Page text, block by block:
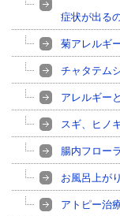
症状が出る
菊アレルギ
チャタテム
アレルギー
スギ、ヒノ
腸内フロー
お風呂上が
アトピー治